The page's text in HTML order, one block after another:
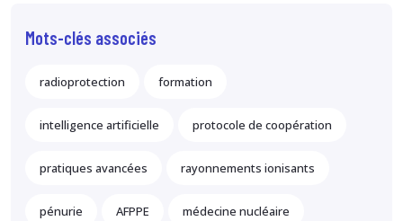
Mots-clés associés
radioprotection formation
intelligence artificielle protocole de coopération
pratiques avancées rayonnements ionisants
pénurie AFPPE médecine nucléaire